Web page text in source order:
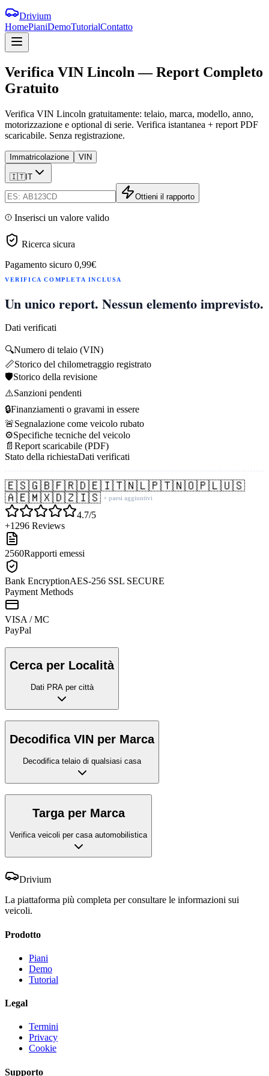
Drivium
HomePianiDemoTutorialContatto
Verifica VIN Lincoln—Report Completo
Gratuito
Verifica VIN Lincoln gratuitamente: telaio, marca, modello, anno,
motorizzazione e optional di serie. Verifica istantanea + report PDF
scaricabile. Senza registrazione.
Immatricolazione VIN
🇮🇹IT
Ottieni il rapporto
Inserisci un valore valido
Ricerca sicura
Pagamento sicuro 0,99€
VERIFICA COMPLETA INCLUSA
Un unico report. Nessun elemento imprevisto.
Dati verificati
🔍Numero di telaio (VIN)
📏Storico del chilometraggio registrato
🛡️Storico della revisione
⚠️Sanzioni pendenti
🔒Finanziamenti o gravami in essere
🚨Segnalazione come veicolo rubato
⚙️Specifiche tecniche del veicolo
📄 Report scaricabile (PDF)
Stato della richiestaDati verificati
🇪🇸🇬🇧🇫🇷🇩🇪🇮🇹🇳🇱🇵🇹🇳🇴🇵🇱🇺🇸
🇦🇪🇲🇽🇩🇿🇮🇸 + paesi aggiuntivi
4.7/5
+1296 Reviews
2560Rapporti emessi
Bank EncryptionAES-256 SSL SECURE
Payment Methods
VISA / MC
PayPal
Cerca per Località
Dati PRA per città
Decodifica VIN per Marca
Decodifica telaio di qualsiasi casa
Targa per Marca
Verifica veicoli per casa automobilistica
Drivium
La piattaforma più completa per consultare le informazioni sui
veicoli.
Prodotto
Piani
Demo
Tutorial
Legal
Termini
Privacy
Cookie
Supporto